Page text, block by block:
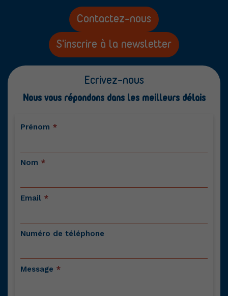
Contactez-nous
S'inscrire à la newsletter
Ecrivez-nous
Nous vous répondons dans les meilleurs délais
Contactez-
Prénom *
Nom *
Email *
Numéro de téléphone
Message *